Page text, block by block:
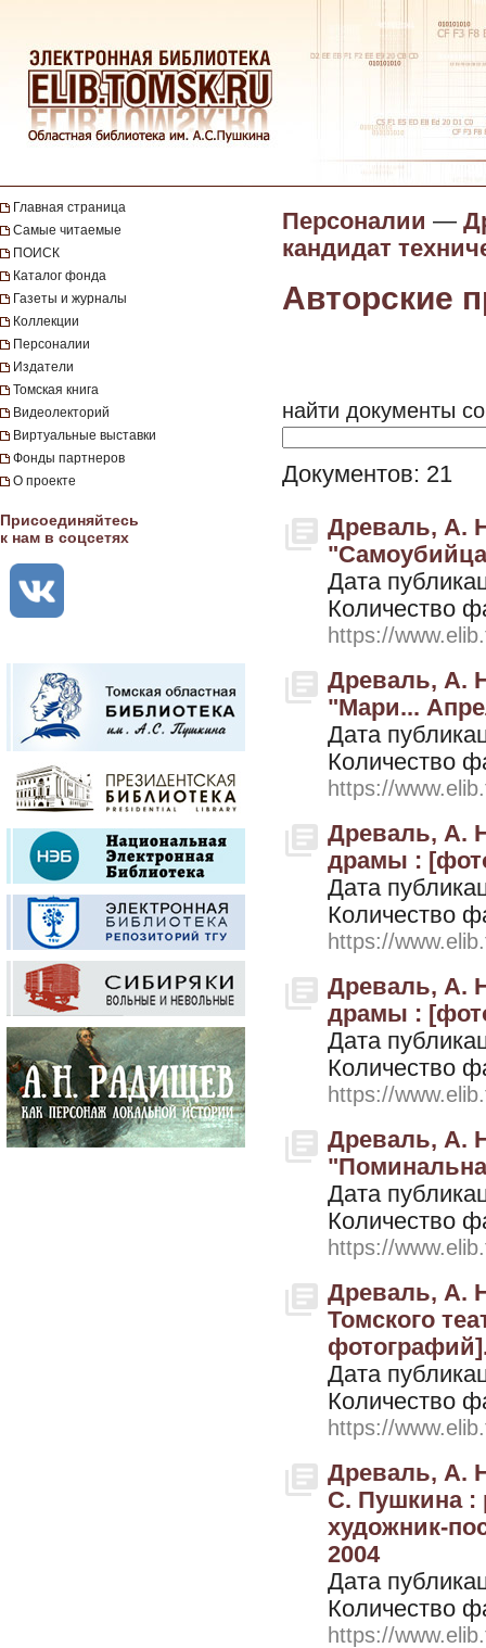
Главная страница
Самые читаемые
ПОИСК
Каталог фонда
Газеты и журналы
Коллекции
Персоналии
Издатели
Томская книга
Видеолекторий
Виртуальные выставки
Фонды партнеров
О проекте
Присоединяйтесь
к нам в соцсетях
Персоналии —
кандидат
Авторские
найти документы
Документов: 21
Древаль, А.
Дата
Количество
https://
Древаль, А.
"Мари...
Дата
Количество
https://
Древаль, А.
драмы :
Дата
Количество
https://
Древаль, А.
драмы :
Дата
Количество
https://
Древаль, А.
Дата
Количество
https://
Древаль, А.
Томского
Дата
Количество
https://
Древаль, А.
С. Пушкина :
художник-
2004
Дата
Количество
https://